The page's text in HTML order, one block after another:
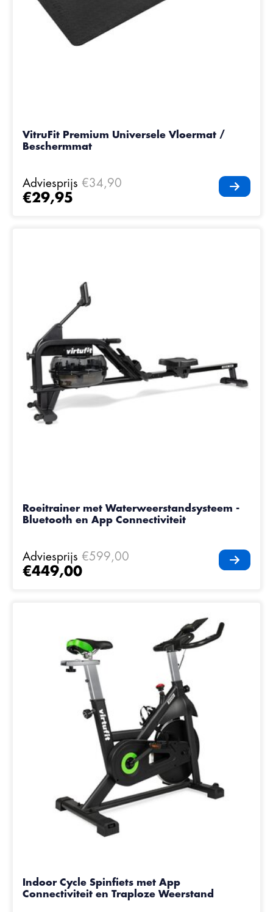
VitruFit Premium Universele Vloermat /
Beschermmat
Adviesprijs €34,90
€29,95
Roeitrainer met Waterweerstandsysteem -
Bluetooth en App Connectiviteit
Adviesprijs €599,00
€449,00
Indoor Cycle Spinfiets met App
Connectiviteit en Traploze Weerstand